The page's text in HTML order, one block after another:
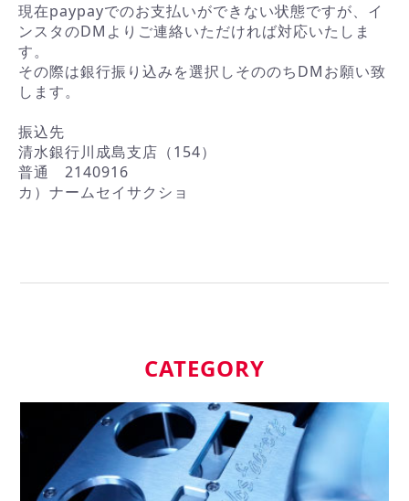
現在paypayでのお支払いができない状態ですが、イ
ンスタのDMよりご連絡いただければ対応いたしま
す。
その際は銀行振り込みを選択しそののちDMお願い致
します。
振込先
清水銀行川成島支店（154）
普通 2140916
カ）ナームセイサクショ
CATEGORY